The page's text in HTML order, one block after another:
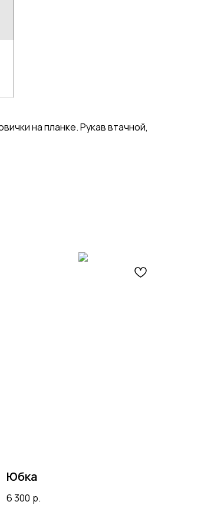
на планке. Рукав втачной,
Юбка
6 300 р.